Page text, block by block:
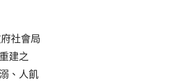
社會局
建之
、人飢